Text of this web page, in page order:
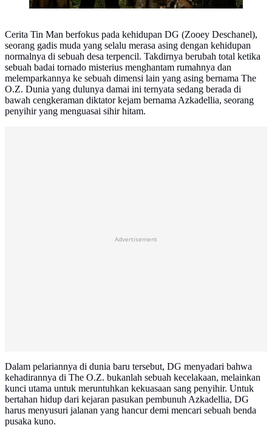
Cerita Tin Man berfokus pada kehidupan DG (Zooey Deschanel),
seorang gadis muda yang selalu merasa asing dengan kehidupan
normalnya di sebuah desa terpencil. Takdirnya berubah total ketika
sebuah badai tornado misterius menghantam rumahnya dan
melemparkannya ke sebuah dimensi lain yang asing bernama The
O.Z. Dunia yang dulunya damai ini ternyata sedang berada di
bawah cengkeraman diktator kejam bernama Azkadellia, seorang
penyihir yang menguasai sihir hitam.
Advertisement
Dalam pelariannya di dunia baru tersebut, DG menyadari bahwa
kehadirannya di The O.Z. bukanlah sebuah kecelakaan, melainkan
kunci utama untuk meruntuhkan kekuasaan sang penyihir. Untuk
bertahan hidup dari kejaran pasukan pembunuh Azkadellia, DG
harus menyusuri jalanan yang hancur demi mencari sebuah benda
pusaka kuno.